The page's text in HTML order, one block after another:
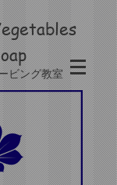
ング教室